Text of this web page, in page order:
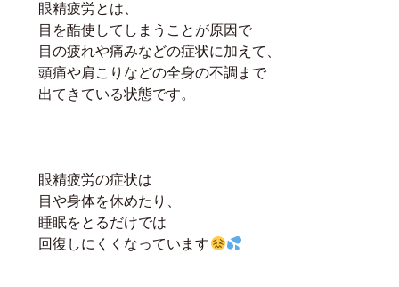
眼精疲労とは、
目を酷使してしまうことが原因で
目の疲れや痛みなどの症状に加えて、
頭痛や肩こりなどの全身の不調まで
出てきている状態です。
眼精疲労の症状は
目や身体を休めたり、
睡眠をとるだけでは
回復しにくくなっています